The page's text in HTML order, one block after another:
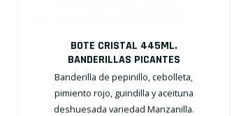
BOTE CRISTAL 445ML.
BANDERILLAS PICANTES
Banderilla de pepinillo, cebolleta,
pimiento rojo, guindilla y aceituna
deshuesada variedad Manzanilla.